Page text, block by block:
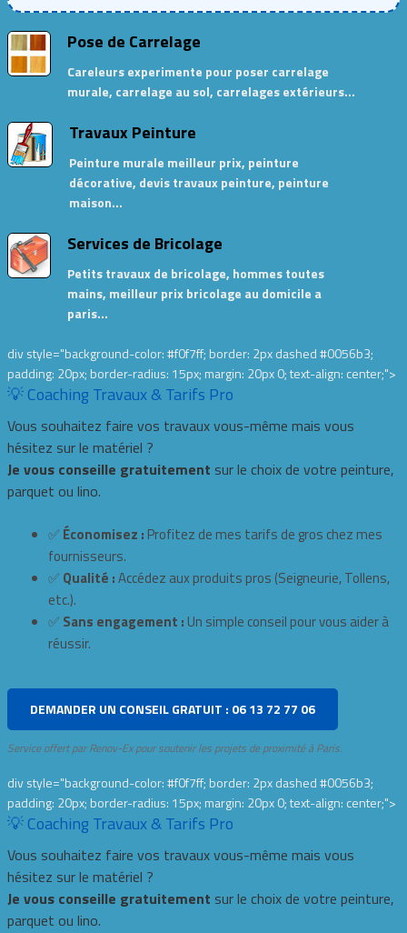
Pose de Carrelage
Careleurs experimente pour poser carrelage
murale, carrelage au sol, carrelages extérieurs…
Travaux Peinture
Peinture murale meilleur prix, peinture
décorative, devis travaux peinture, peinture
maison…
Services de Bricolage
Petits travaux de bricolage, hommes toutes
mains, meilleur prix bricolage au domicile a
paris…
div style="background-color: #f0f7ff; border: 2px dashed #0056b3;
padding: 20px; border-radius: 15px; margin: 20px 0; text-align: center;">
💡 Coaching Travaux & Tarifs Pro
Vous souhaitez faire vos travaux vous-même mais vous
hésitez sur le matériel ?
Je vous conseille gratuitement sur le choix de votre peinture,
parquet ou lino.
✅ Économisez : Profitez de mes tarifs de gros chez mes
fournisseurs.
✅ Qualité :Accédez aux produits pros (Seigneurie, Tollens,
etc.).
✅ Sans engagement : Un simple conseil pour vous aider à
réussir.
DEMANDER UN CONSEIL GRATUIT : 06 13 72 77 06
Service offert par Renov-Ex pour soutenir les projets de proximité à Paris.
div style="background-color: #f0f7ff; border: 2px dashed #0056b3;
padding: 20px; border-radius: 15px; margin: 20px 0; text-align: center;">
💡 Coaching Travaux & Tarifs Pro
Vous souhaitez faire vos travaux vous-même mais vous
hésitez sur le matériel ?
Je vous conseille gratuitement sur le choix de votre peinture,
parquet ou lino.